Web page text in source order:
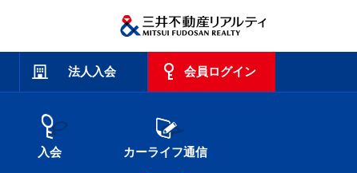
法人入会 会員ログイン
入会 カーライフ通信